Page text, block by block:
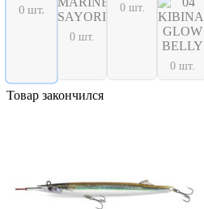
0 шт.
0 шт.
0 шт.
0 шт.
Товар закончился